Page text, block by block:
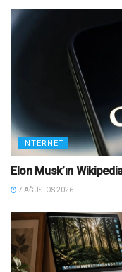
İNTERNET
Elon Musk’ın
7 AĞUSTOS 2026